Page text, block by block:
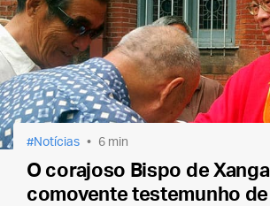
Notícias 6 min
O corajoso Bispo de
comovente testemunho